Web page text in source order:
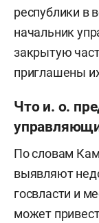
республики в
начальник
закрытую
приглашены
Что и. о.
По словам
выявляют
госвласти и
может